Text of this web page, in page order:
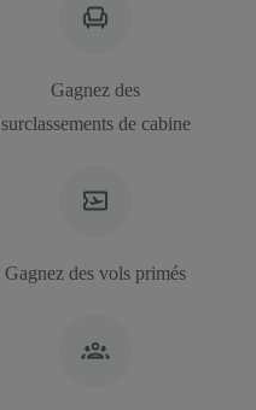
Gagnez des
surclassements de cabine
Gagnez des vols primés